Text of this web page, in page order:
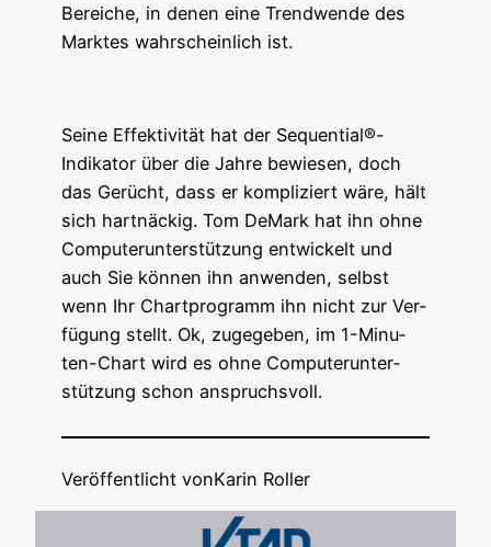
Berei­che, in denen eine Trend­wen­de des
Mark­tes wahr­schein­lich ist.
Sei­ne Effek­ti­vi­tät hat der Sequential®-
Indikator über die Jah­re bewie­sen, doch
das Gerücht, dass er kom­pli­ziert wäre, hält
sich hart­nä­ckig. Tom DeMark hat ihn ohne
Com­pu­ter­un­ter­stüt­zung ent­wi­ckelt und
auch Sie kön­nen ihn anwen­den, selbst
wenn Ihr Chart­pro­gramm ihn nicht zur Ver­
fü­gung stellt. Ok, zuge­ge­ben, im 1-Minu­
ten-Chart wird es ohne Com­pu­ter­un­ter­
stüt­zung schon anspruchsvoll.
Veröffentlicht vonKarin Roller